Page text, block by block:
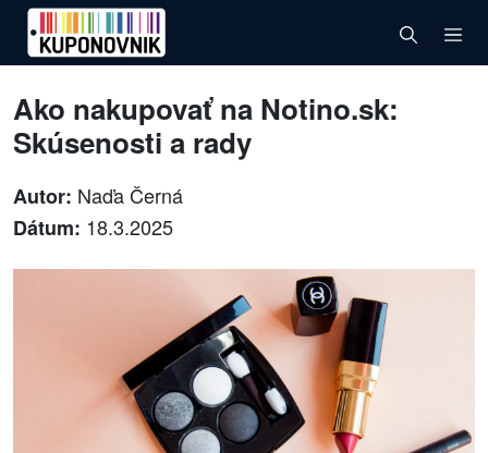
Ako nakupovať na Notino.sk:
Skúsenosti a rady
Autor: Naďa Černá
Dátum: 18.3.2025